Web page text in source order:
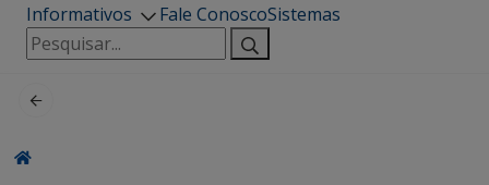
Informativos
Fale ConoscoSistemas
Pesquisar
por: